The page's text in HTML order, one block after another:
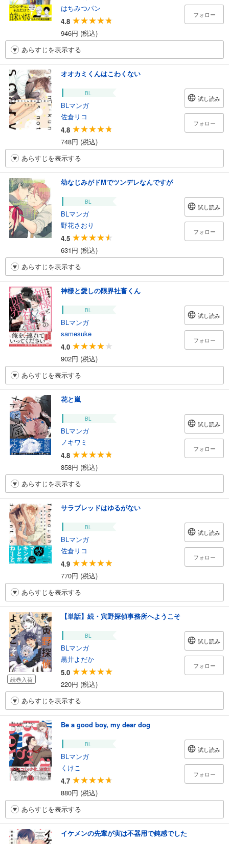
はちみつパン
4.8
946円 (税込)
フォロー
あらすじを表示する
オオカミくんはこわくない
BL
BLマンガ
佐倉リコ
4.8
748円 (税込)
試し読み
フォロー
あらすじを表示する
幼なじみがドMでツンデレなんですが
BL
BLマンガ
野花さおり
4.5
631円 (税込)
試し読み
フォロー
あらすじを表示する
神様と愛しの限界社畜くん
BL
BLマンガ
samesuke
4.0
902円 (税込)
試し読み
フォロー
あらすじを表示する
花と嵐
BL
BLマンガ
ノキワミ
4.8
858円 (税込)
試し読み
フォロー
あらすじを表示する
サラブレッドはゆるがない
BL
BLマンガ
佐倉リコ
4.9
770円 (税込)
試し読み
フォロー
あらすじを表示する
続巻入荷
【単話】続・寅野探偵事務所へようこそ
BL
BLマンガ
黒井よだか
5.0
220円 (税込)
試し読み
フォロー
あらすじを表示する
Be a good boy, my dear dog
BL
BLマンガ
くけこ
4.7
880円 (税込)
試し読み
フォロー
あらすじを表示する
イケメンの先輩が実は不器用で鈍感でした